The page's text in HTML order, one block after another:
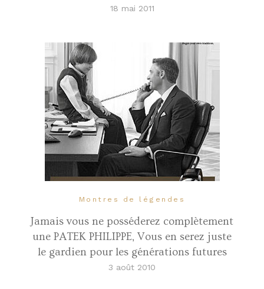
18 mai 2011
Montres de légendes
Jamais vous ne posséderez complètement
une PATEK PHILIPPE, Vous en serez juste
le gardien pour les générations futures
3 août 2010